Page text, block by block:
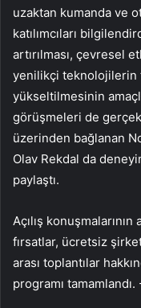
uzaktan kumanda ve
katılımcıları
artırılması, çevresel
yenilikçi teknolojilerin
yükseltilmesinin
görüşmeleri de
üzerinden bağlanan
Olav Rekdal da
paylaştı.
Açılış
fırsatlar, ücretsiz
arası toplantılar
programı tamamlandı.